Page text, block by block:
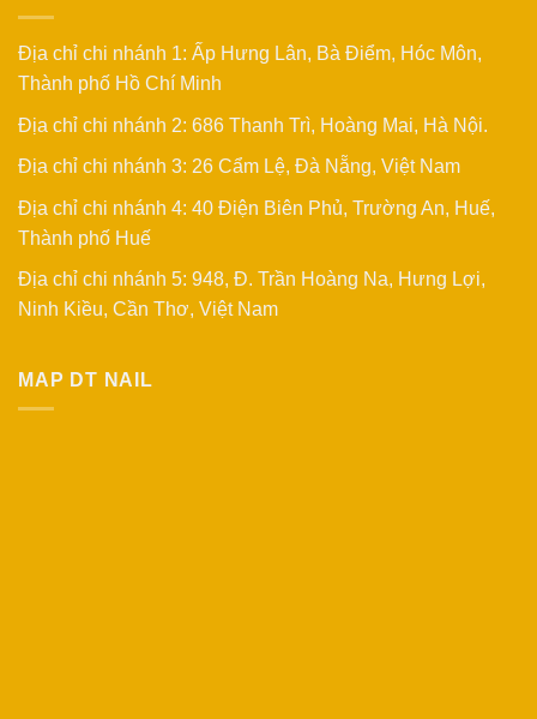
Địa chỉ chi nhánh 1: Ấp Hưng Lân, Bà Điểm, Hóc Môn,
Thành phố Hồ Chí Minh
Địa chỉ chi nhánh 2: 686 Thanh Trì, Hoàng Mai, Hà Nội.
Địa chỉ chi nhánh 3: 26 Cẩm Lệ, Đà Nẵng, Việt Nam
Địa chỉ chi nhánh 4: 40 Điện Biên Phủ, Trường An, Huế,
Thành phố Huế
Địa chỉ chi nhánh 5: 948, Đ. Trần Hoàng Na, Hưng Lợi,
Ninh Kiều, Cần Thơ, Việt Nam
MAP DT NAIL